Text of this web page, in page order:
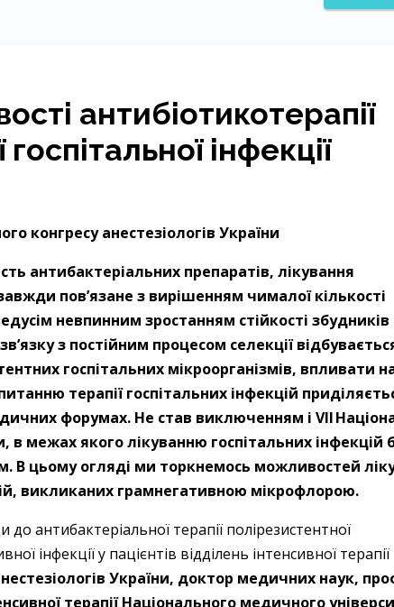
антибіотикотерапії
інфекції
конгресу анестезіологів України
антибактеріальних препаратів, лікування
пов’язане з вирішенням чималої кількості
невпинним зростанням стійкості
з постійним процесом селекції
госпітальних мікроорганізмів, впливати
терапії госпітальних інфекцій
форумах. Не став виключенням і VII
в межах якого лікуванню госпітальних інфекцій
В цьому огляді ми торкнемось можливостей
викликаних грамнегативною мікрофлорою.
до антибактеріальної терапії полірезистентної
інфекції у пацієнтів відділень інтенсивної терапії
України, доктор медичних наук,
терапії Національного медичного